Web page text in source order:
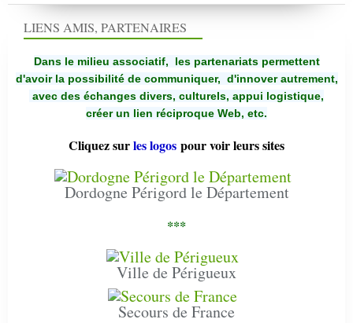
LIENS AMIS, PARTENAIRES
Dans le milieu associatif, les partenariats permettent
d'avoir la possibilité de communiquer, d'innover autrement,
avec des échanges divers, culturels, appui logistique,
créer un lien réciproque Web, etc.
Cliquez surles logos pour voir leurs sites
Dordogne Périgord le Département
***
Ville de Périgueux
Secours de France